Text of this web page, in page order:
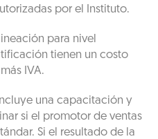
por el Instituto.
para nivel
tienen un costo
IVA.
una capacitación y
si el promotor de ventas
Si el resultado de la